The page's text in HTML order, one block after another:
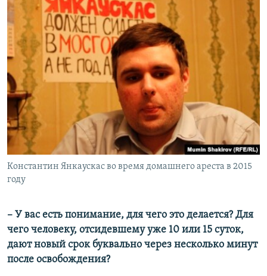
Константин Янкаускас во время домашнего ареста в 2015
году
​– У вас есть понимание, для чего это делается? Для
чего человеку, отсидевшему уже 10 или 15 суток,
дают новый срок буквально через несколько минут
после освобождения?